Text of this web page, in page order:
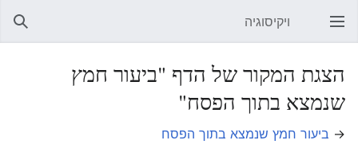
פתיחת התפריט הראשי ויקיסוגיה
הצגת המקור של הדף "ביעור חמץ
שנמצא בתוך הפסח"
→ ביעור חמץ שנמצא בתוך הפסח